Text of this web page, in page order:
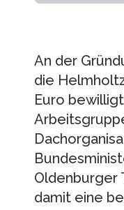
An der
die
Euro
Oldenburger
damit eine